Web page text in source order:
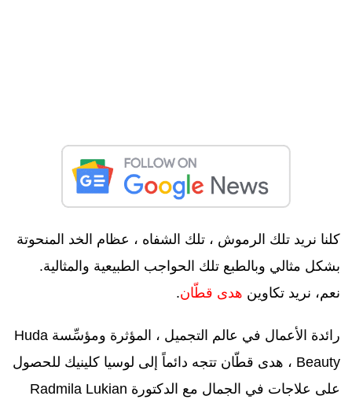
كلنا نريد تلك الرموش ، تلك الشفاه ، عظام الخد المنحوتة
بشكل مثالي وبالطبع تلك الحواجب الطبيعية والمثالية.
نعم، نريد تكاوين هدى قطّان.
رائدة الأعمال في عالم التجميل ، المؤثرة ومؤسِّسة Huda
Beauty ، هدى قطّان تتجه دائماً إلى لوسيا كلينيك للحصول
على علاجات في الجمال مع الدكتورة Radmila Lukian